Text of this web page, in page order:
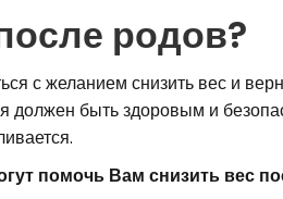
родов?
с желанием снизить вес и
должен быть здоровым и
помочь Вам снизить вес